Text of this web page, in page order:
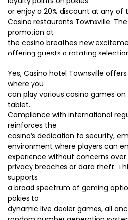
or enjoy a 20% discount at any
Casino restaurants Townsville. The
promotion at
the casino breathes new
offering guests a rotating
Yes, Casino hotel Townsville
where you
can play various casino games
tablet.
Compliance with international
reinforces the
casino’s dedication to security,
environment where players can
experience without concerns over
privacy breaches or data theft.
supports
a broad spectrum of gaming
pokies to
dynamic live dealer games, all